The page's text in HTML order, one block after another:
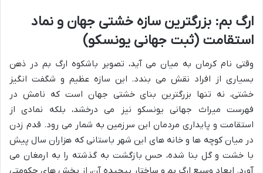
ارگ بم: بزرگترین سازه خشتی جهان و نماد
استقامت (ثبت جهانی یونسکو)
وقتی نام کرمان به میان می آید، تصویر باشکوه ارگ بم در ذهن
بسیاری از افراد نقش می بندد. این سازه عظیم و شگفت انگیز
خشتی، نه تنها بزرگترین بنای خشتی جهان است که نامش در
فهرست میراث جهانی یونسکو نیز می درخشد، بلکه نمادی از
استقامت و پایداری مردمان این سرزمین به شمار می رود. قدم زدن
در میان کوچه ها و خانه های این شهر باستانی که هزاران سال پیش
با خشت و گل بنا شده، حس بازگشت به گذشته را به ارمغان می